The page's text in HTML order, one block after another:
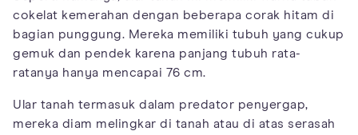
cokelat kemerahan dengan beberapa corak hitam di
bagian punggung. Mereka memiliki tubuh yang cukup
gemuk dan pendek karena panjang tubuh rata-
ratanya hanya mencapai 76 cm.
Ular tanah termasuk dalam predator penyergap,
mereka diam melingkar di tanah atau di atas serasah